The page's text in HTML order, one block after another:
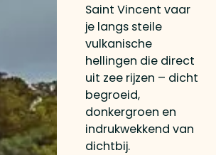
Saint Vincent vaar
je langs steile
vulkanische
hellingen die direct
uit zee rijzen – dicht
begroeid,
donkergroen en
indrukwekkend van
dichtbij.